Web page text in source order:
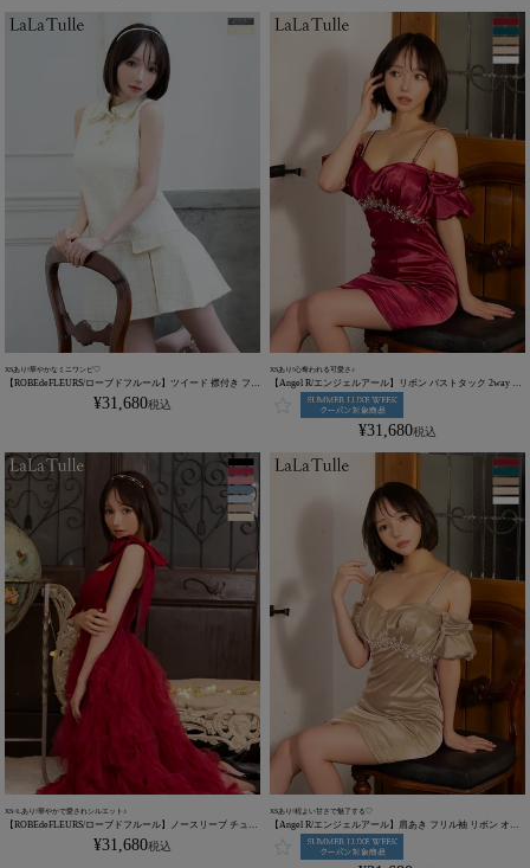
XSあり!華やかなミニワンピ♡
【ROBEdeFLEURS/ローブドフルール】ツイード 襟付き フロ
ントボタン ノースリーブ フレアミニドレス (LF4634)
¥31,680税込
XSあり!心奪われる可愛さ♪
【Angel R/エンジェルアール】リボン バストタック 2way 肩
あき フリル袖 袖あり オフショルダー ビジュー タイトミニ
ドレス (AR25255)
¥31,680税込
XS~Lあり!華やかで愛されシルエット♪
【ROBEdeFLEURS/ローブドフルール】ノースリーブ チュー
ル リボンショルダー ボリューム Aラインロングドレス
¥31,680税込
XSあり!程よい甘さで魅了する♡
【Angel R/エンジェルアール】肩あき フリル袖 リボン オフ
ショルダー ビジュー バストタック 2way 袖あり タイトミニ
ドレス (AR25255)